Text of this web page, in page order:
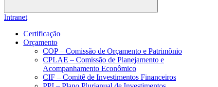
Buscar
Intranet
Certificação
Orçamento
COP – Comissão de Orçamento e Patrimônio
CPLAE – Comissão de Planejamento e
Acompanhamento Econômico
CIF – Comitê de Investimentos Financeiros